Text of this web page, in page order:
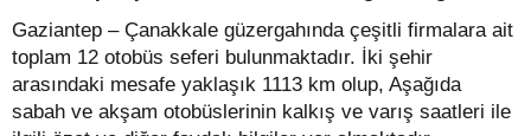
Gaziantep – Çanakkale güzergahında çeşitli firmalara ait
toplam 12 otobüs seferi bulunmaktadır. İki şehir
arasındaki mesafe yaklaşık 1113 km olup, Aşağıda
sabah ve akşam otobüslerinin kalkış ve varış saatleri ile